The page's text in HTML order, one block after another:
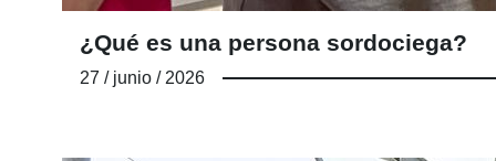
¿Qué es una persona sordociega?
27 / junio / 2026